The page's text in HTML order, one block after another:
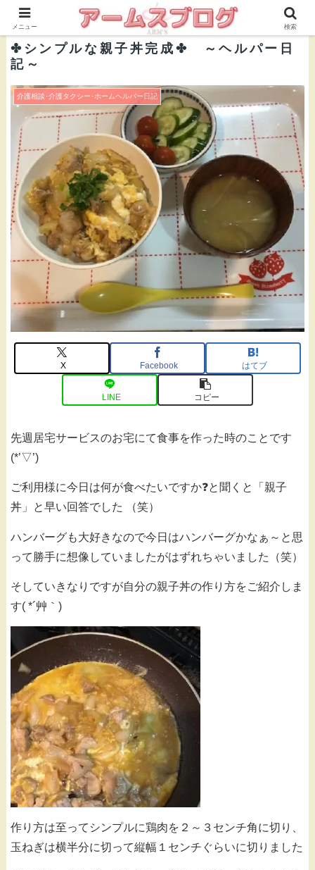
株式会社ＡＲＭ’Ｓ 公式ブログ
✤シンプルな親子丼完成✤ ～ヘルパー日
記～
介護相談･介護タクシー･ホームヘルパー日記
X Facebook はてブ
LINE コピー
先週居宅サービスのお宅にて食事を作った時のことです
(*’▽’)
ご利用様に今日は何が食べたいですか❓と聞くと「親子
丼」と早い回答でした （笑）
ハンバーグも大好きなので今日はハンバーグかなぁ～と思
って勝手に想像していましたがはずれちゃいました（笑）
そしていきなりですが自分の親子丼の作り方をご紹介しま
す( *´艸｀)
作り方は至ってシンプルに鶏肉を２～３センチ角に切り、
玉ねぎは横半分に切って縦幅１センチぐらいに切りました
メニュー 検索